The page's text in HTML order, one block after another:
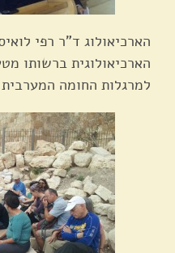
הארכיאולוג ד"ר רפי
הארכיאולוגית ברשותו
למרגלות החומה